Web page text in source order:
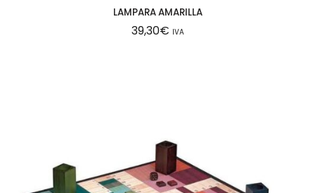
LAMPARA AMARILLA
39,30€ IVA